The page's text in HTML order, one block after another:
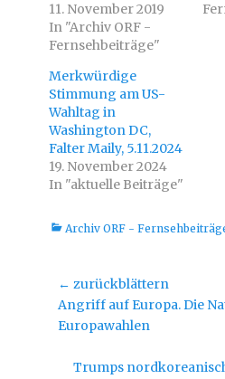
z
u
t
e
e
n
(
W
i
r
d
i
n
n
e
F
e
g
e
ö
n
e
z
u
t
e
e
n
(
r
d
i
n
n
e
F
e
g
e
ö
e
11. November 2019
In "Archiv ORF -
Fernsehbeiträge"
Merkwürdige
Stimmung am US-
Wahltag in
Washington DC,
Falter Maily, 5.11.2024
19. November 2024
In "aktuelle Beiträge"
Kategorien
Archiv ORF -
Beitragsnavigation
← zurückblättern
Vorheriger
Beitrag:
Angriff auf Europa. Die
Europawahlen
Nächster
Trumps